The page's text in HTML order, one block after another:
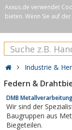
Axxus.de verwendet
bieten. Wenn Sie auf
Industrie &
Federn &
DMB
Wir sind der
Baugruppen aus Metall, Metallformteilen,
Biegeteilen.